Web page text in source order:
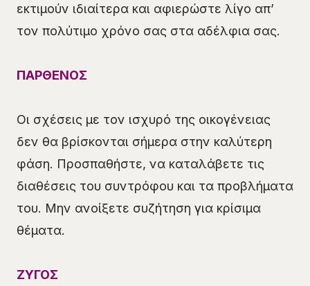
εκτιμούν ιδιαίτερα και αφιερώστε λίγο απ’
τον πολύτιμο χρόνο σας στα αδέλφια σας.
ΠΑΡΘΕΝΟΣ
Οι σχέσεις με τον ισχυρό της οικογένειας
δεν θα βρίσκονται σήμερα στην καλύτερη
φάση. Προσπαθήστε, να καταλάβετε τις
διαθέσεις του συντρόφου και τα προβλήματα
του. Μην ανοίξετε συζήτηση για κρίσιμα
θέματα.
ΖΥΓΟΣ